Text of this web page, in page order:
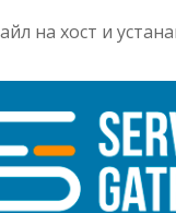
на хост и